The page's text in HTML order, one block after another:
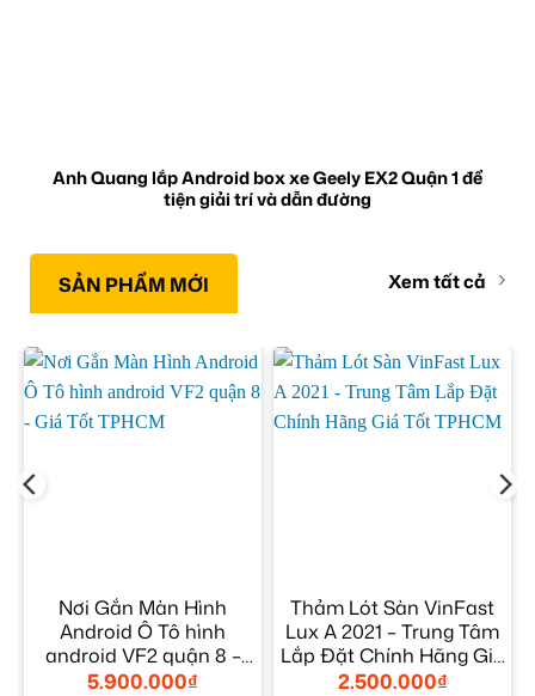
Anh Quang lắp Android box xe Geely EX2 Quận 1 để
tiện giải trí và dẫn đường
SẢN PHẨM MỚI Xem tất cả
Nơi Gắn Màn Hình
Android Ô Tô hình
android VF2 quận 8 –
Giá Tốt TPHCM
5.900.000₫
Thảm Lót Sàn VinFast
Lux A 2021 – Trung Tâm
Lắp Đặt Chính Hãng Giá
Tốt TPHCM
2.500.000₫